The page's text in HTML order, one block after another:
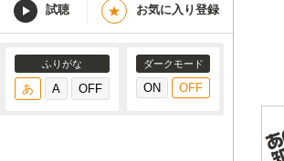
試聴 ★ お気に入り登録
ふりがな ダークモード